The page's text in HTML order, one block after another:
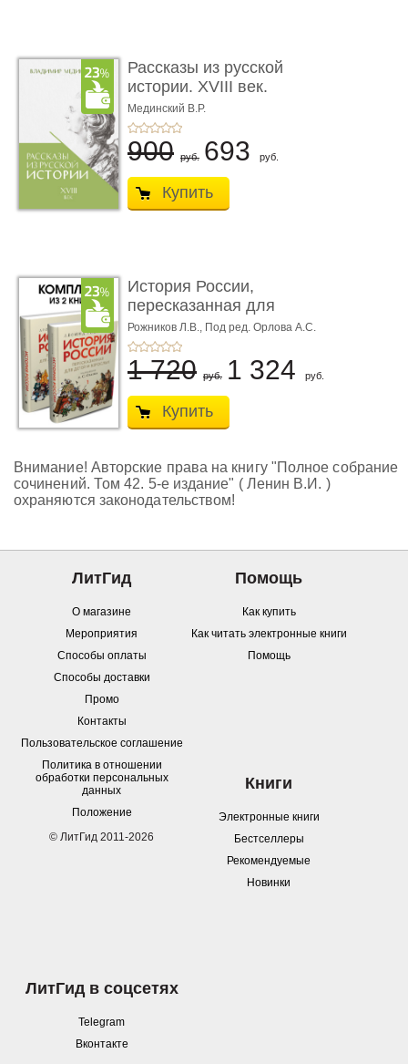
Рассказы из русской
истории. XVIII век.
Книга пер� ...
Мединский В.Р.
900 руб. 693 руб.
Купить
История России,
пересказанная для
детей и взро ...
Рожников Л.В., Под ред. Орлова А.С.
1 720 руб. 1 324 руб.
Купить
Внимание! Авторские права на книгу "Полное собрание
сочинений. Том 42. 5-е издание" ( Ленин В.И. )
охраняются законодательством!
ЛитГид
О магазине
Мероприятия
Способы оплаты
Способы доставки
Промо
Контакты
Пользовательское соглашение
Политика в отношении
обработки персональных
данных
Положение
© ЛитГид 2011-2026
Помощь
Как купить
Как читать электронные книги
Помощь
Книги
Электронные книги
Бестселлеры
Рекомендуемые
Новинки
ЛитГид в соцсетях
Telegram
Вконтакте